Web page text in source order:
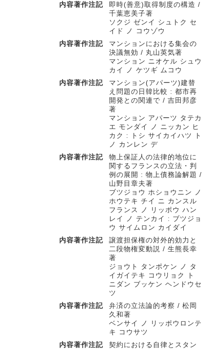
内容著作注記
即時(善意)取得制度の構造 /
千葉恵美子著
ソクジ ゼンイ シュトク セ
イド ノ コウゾウ
内容著作注記
マンションにおける集会の
決議無効 / 丸山英気著
マンション ニオケル シュウ
カイ ノ ケツギ ムコウ
内容著作注記
マンション(アパーツ)建替
え問題の日韓比較 : 都市再
開発との関連で / 吉田邦彦
著
マンション アパーツ タテカ
エ モンダイ ノ ニッカン ヒ
カク : トシ サイカイハツ ト
ノ カンレン デ
内容著作注記
物上保証人の法律的地位に
関するフランスの立法・判
例の展開 : 物上債務論解題 /
山野目章夫著
ブツジョウ ホショウニン ノ
ホウテキ チイ ニ カンスル
フランス ノ リッポウ ハン
レイ ノ テンカイ : ブツジョ
ウ サイムロン カイダイ
内容著作注記
譲渡担保権の対外的効力と
二段物権変動説 / 生熊長幸
著
ジョウト タンポケン ノ タ
イガイテキ コウリョク ト
ニダン ブッケン ヘンドウセ
ツ
内容著作注記
弁済の立法論的考察 / 松岡
久和著
ベンサイ ノ リッポウロンテ
キ コウサツ
内容著作注記
契約における自律とスタン